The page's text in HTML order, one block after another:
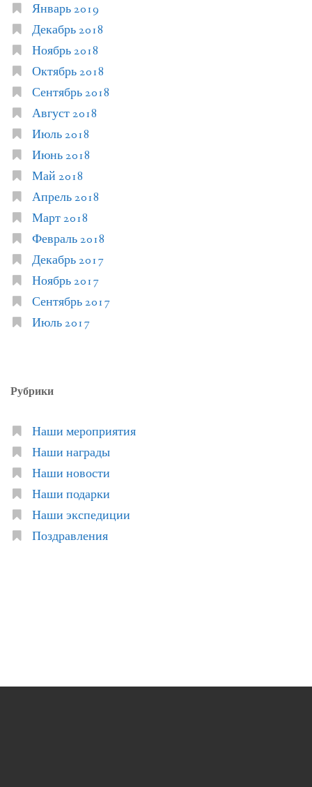
Январь 2019
Декабрь 2018
Ноябрь 2018
Октябрь 2018
Сентябрь 2018
Август 2018
Июль 2018
Июнь 2018
Май 2018
Апрель 2018
Март 2018
Февраль 2018
Декабрь 2017
Ноябрь 2017
Сентябрь 2017
Июль 2017
Рубрики
Наши мероприятия
Наши награды
Наши новости
Наши подарки
Наши экспедиции
Поздравления